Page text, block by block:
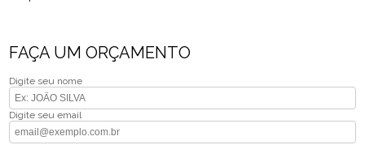
FAÇA UM ORÇAMENTO
Digite seu nome
Digite seu email